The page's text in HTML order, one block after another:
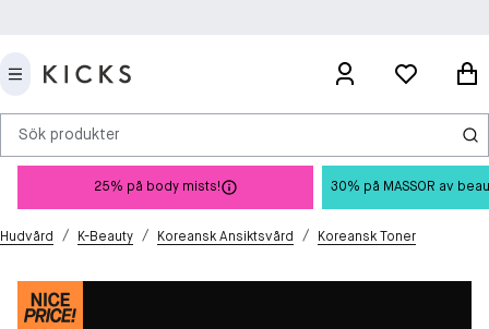
Sök produkter
25% på body mists! 30% på MASSOR av
Hudvård / K-Beauty / Koreansk Ansiktsvård / Koreansk Toner